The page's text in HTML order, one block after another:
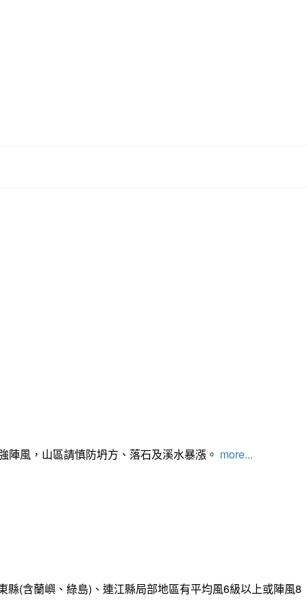
風，山區請慎防坍方、落石及溪水暴漲。 more...
(含蘭嶼、綠島)、連江縣局部地區有平均風6級以上或陣風8